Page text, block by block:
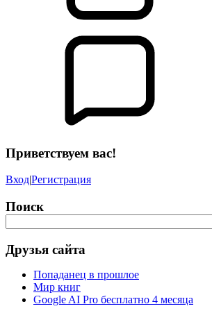
Приветствуем вас!
Вход|Регистрация
Поиск
Друзья сайта
Попаданец в прошлое
Мир книг
Google AI Pro бесплатно 4 месяца